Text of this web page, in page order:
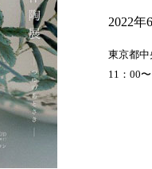
2022年
東京都中
11：00